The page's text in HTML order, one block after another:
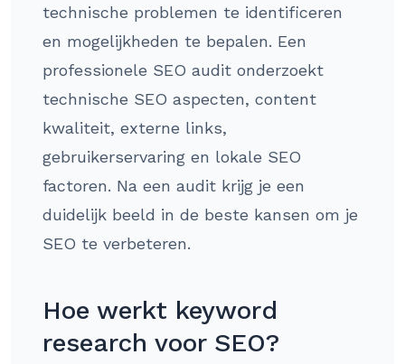
technische problemen te identificeren
en mogelijkheden te bepalen. Een
professionele SEO audit onderzoekt
technische SEO aspecten, content
kwaliteit, externe links,
gebruikerservaring en lokale SEO
factoren. Na een audit krijg je een
duidelijk beeld in de beste kansen om je
SEO te verbeteren.
Hoe werkt keyword
research voor SEO?